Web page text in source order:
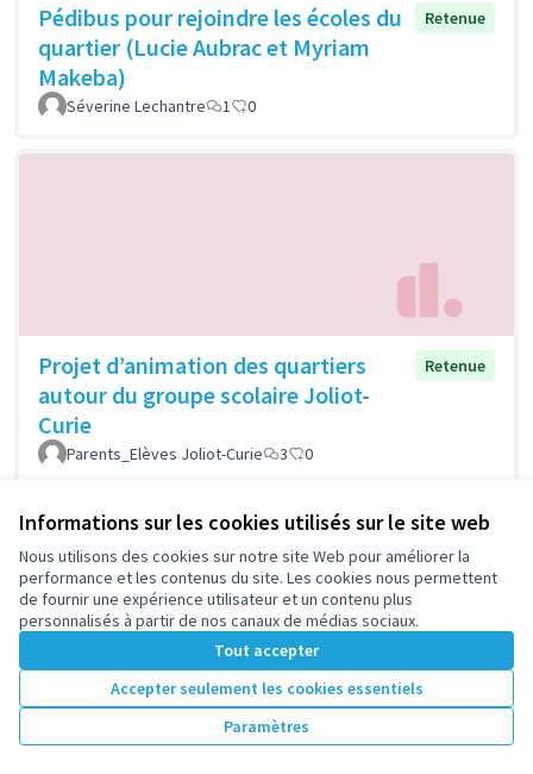
Informations sur les cookies utilisés sur le site web
Nous utilisons des cookies sur notre site Web pour améliorer la
performance et les contenus du site. Les cookies nous permettent
de fournir une expérience utilisateur et un contenu plus
personnalisés à partir de nos canaux de médias sociaux.
Tout accepter
Accepter seulement les cookies essentiels
Paramètres
Pédibus pour rejoindre les écoles du
quartier (Lucie Aubrac et Myriam
Makeba)
Retenue
Séverine Lechantre 1 0
Projet d’animation des quartiers
autour du groupe scolaire Joliot-
Curie
Retenue
Parents_Elèves Joliot-Curie 3 0
Le Sport au féminin
Retenue
Association Nanterre Initiative
1 0